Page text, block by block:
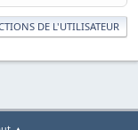
DE L'UTILISATEUR